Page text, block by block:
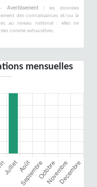
Avertissement : les données
des connaissances et/ou la
au niveau national : elles ne
comme exhaustives.
mensuelles